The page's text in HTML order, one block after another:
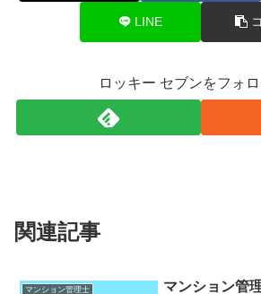
LINE
ロッキー セブンをフォ
関連記事
マンション管理士
マンション管